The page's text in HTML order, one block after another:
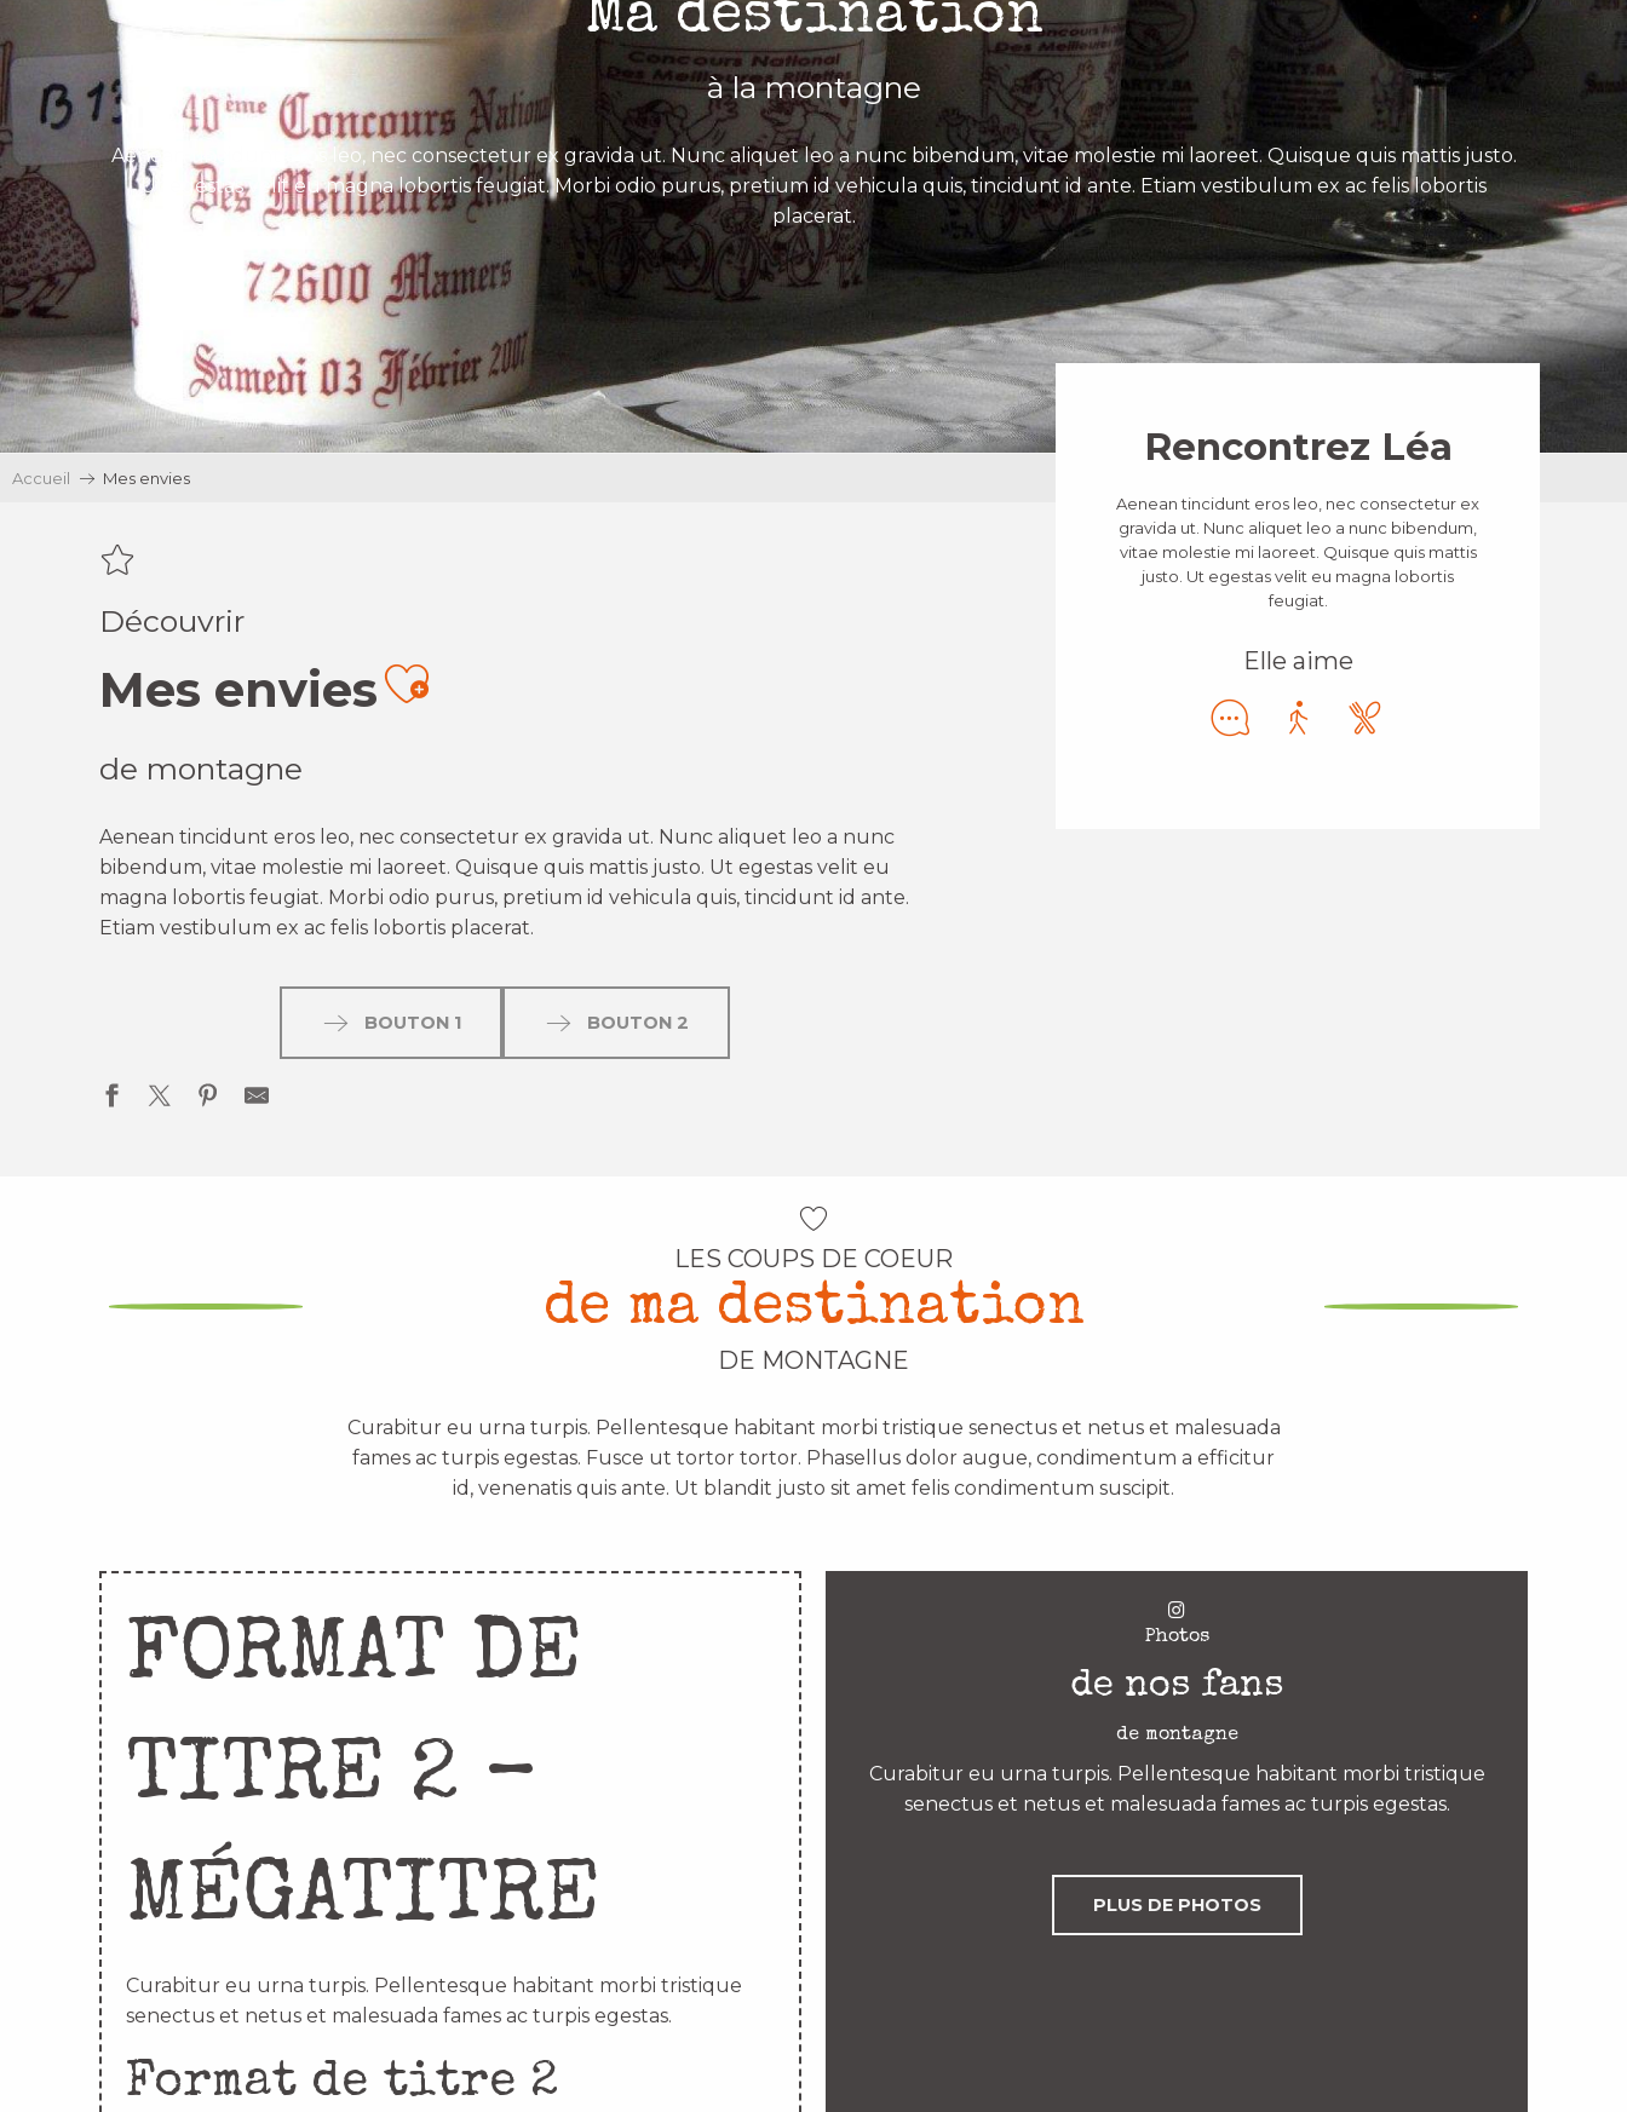
Ma destination
à la montagne
Aenean tincidunt eros leo, nec consectetur ex gravida ut. Nunc aliquet leo a nunc bibendum, vitae molestie mi laoreet. Quisque quis mattis justo.
Ut egestas velit eu magna lobortis feugiat. Morbi odio purus, pretium id vehicula quis, tincidunt id ante. Etiam vestibulum ex ac felis lobortis
placerat.
Accueil Mes envies
Découvrir
Mes enviesAjouter aux favoris
de montagne
Aenean tincidunt eros leo, nec consectetur ex gravida ut. Nunc aliquet leo a nunc
bibendum, vitae molestie mi laoreet. Quisque quis mattis justo. Ut egestas velit eu
magna lobortis feugiat. Morbi odio purus, pretium id vehicula quis, tincidunt id ante.
Etiam vestibulum ex ac felis lobortis placerat.
BOUTON 1 BOUTON 2
Rencontrez Léa
Aenean tincidunt eros leo, nec consectetur ex
gravida ut. Nunc aliquet leo a nunc bibendum,
vitae molestie mi laoreet. Quisque quis mattis
justo. Ut egestas velit eu magna lobortis
feugiat.
Elle aime
LES COUPS DE COEUR
de ma destination
DE MONTAGNE
Curabitur eu urna turpis. Pellentesque habitant morbi tristique senectus et netus et malesuada
fames ac turpis egestas. Fusce ut tortor tortor. Phasellus dolor augue, condimentum a efficitur
id, venenatis quis ante. Ut blandit justo sit amet felis condimentum suscipit.
FORMAT DE
TITRE 2 –
MÉGATITRE
Curabitur eu urna turpis. Pellentesque habitant morbi tristique
senectus et netus et malesuada fames ac turpis egestas.
Format de titre 2
Photos
de nos fans
de montagne
Curabitur eu urna turpis. Pellentesque habitant morbi tristique
senectus et netus et malesuada fames ac turpis egestas.
PLUS DE PHOTOS